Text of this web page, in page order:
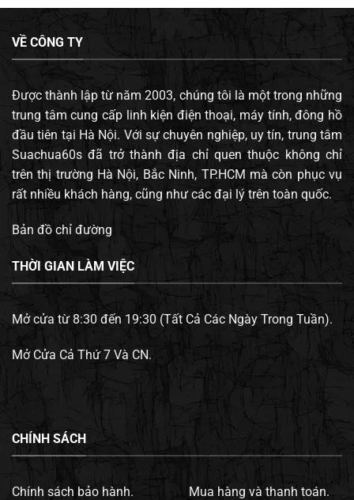
VỀ CÔNG TY
Được thành lập từ năm 2003, chúng tôi là một trong những
trung tâm cung cấp linh kiện điện thoại, máy tính, đông hồ
đầu tiên tại Hà Nội. Với sự chuyên nghiệp, uy tín, trung tâm
Suachua60s đã trở thành địa chỉ quen thuộc không chỉ
trên thị trường Hà Nội, Bắc Ninh, TP.HCM mà còn phục vụ
rất nhiều khách hàng, cũng như các đại lý trên toàn quốc.
Bản đồ chỉ đường
THỜI GIAN LÀM VIỆC
Mở cửa từ 8:30 đến 19:30 (Tất Cả Các Ngày Trong Tuần).
Mở Cửa Cả Thứ 7 Và CN.
CHÍNH SÁCH
Chính sách bảo hành. Mua hàng và thanh toán.